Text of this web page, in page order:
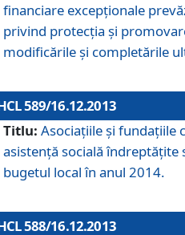
financiare excepţionale
privind protecţia şi
modificările şi completările
589/16.12.2013
Titlu: Asociaţiile şi fundaţiile
asistenţă socială îndreptăţite
bugetul local în anul 2014.
588/16.12.2013